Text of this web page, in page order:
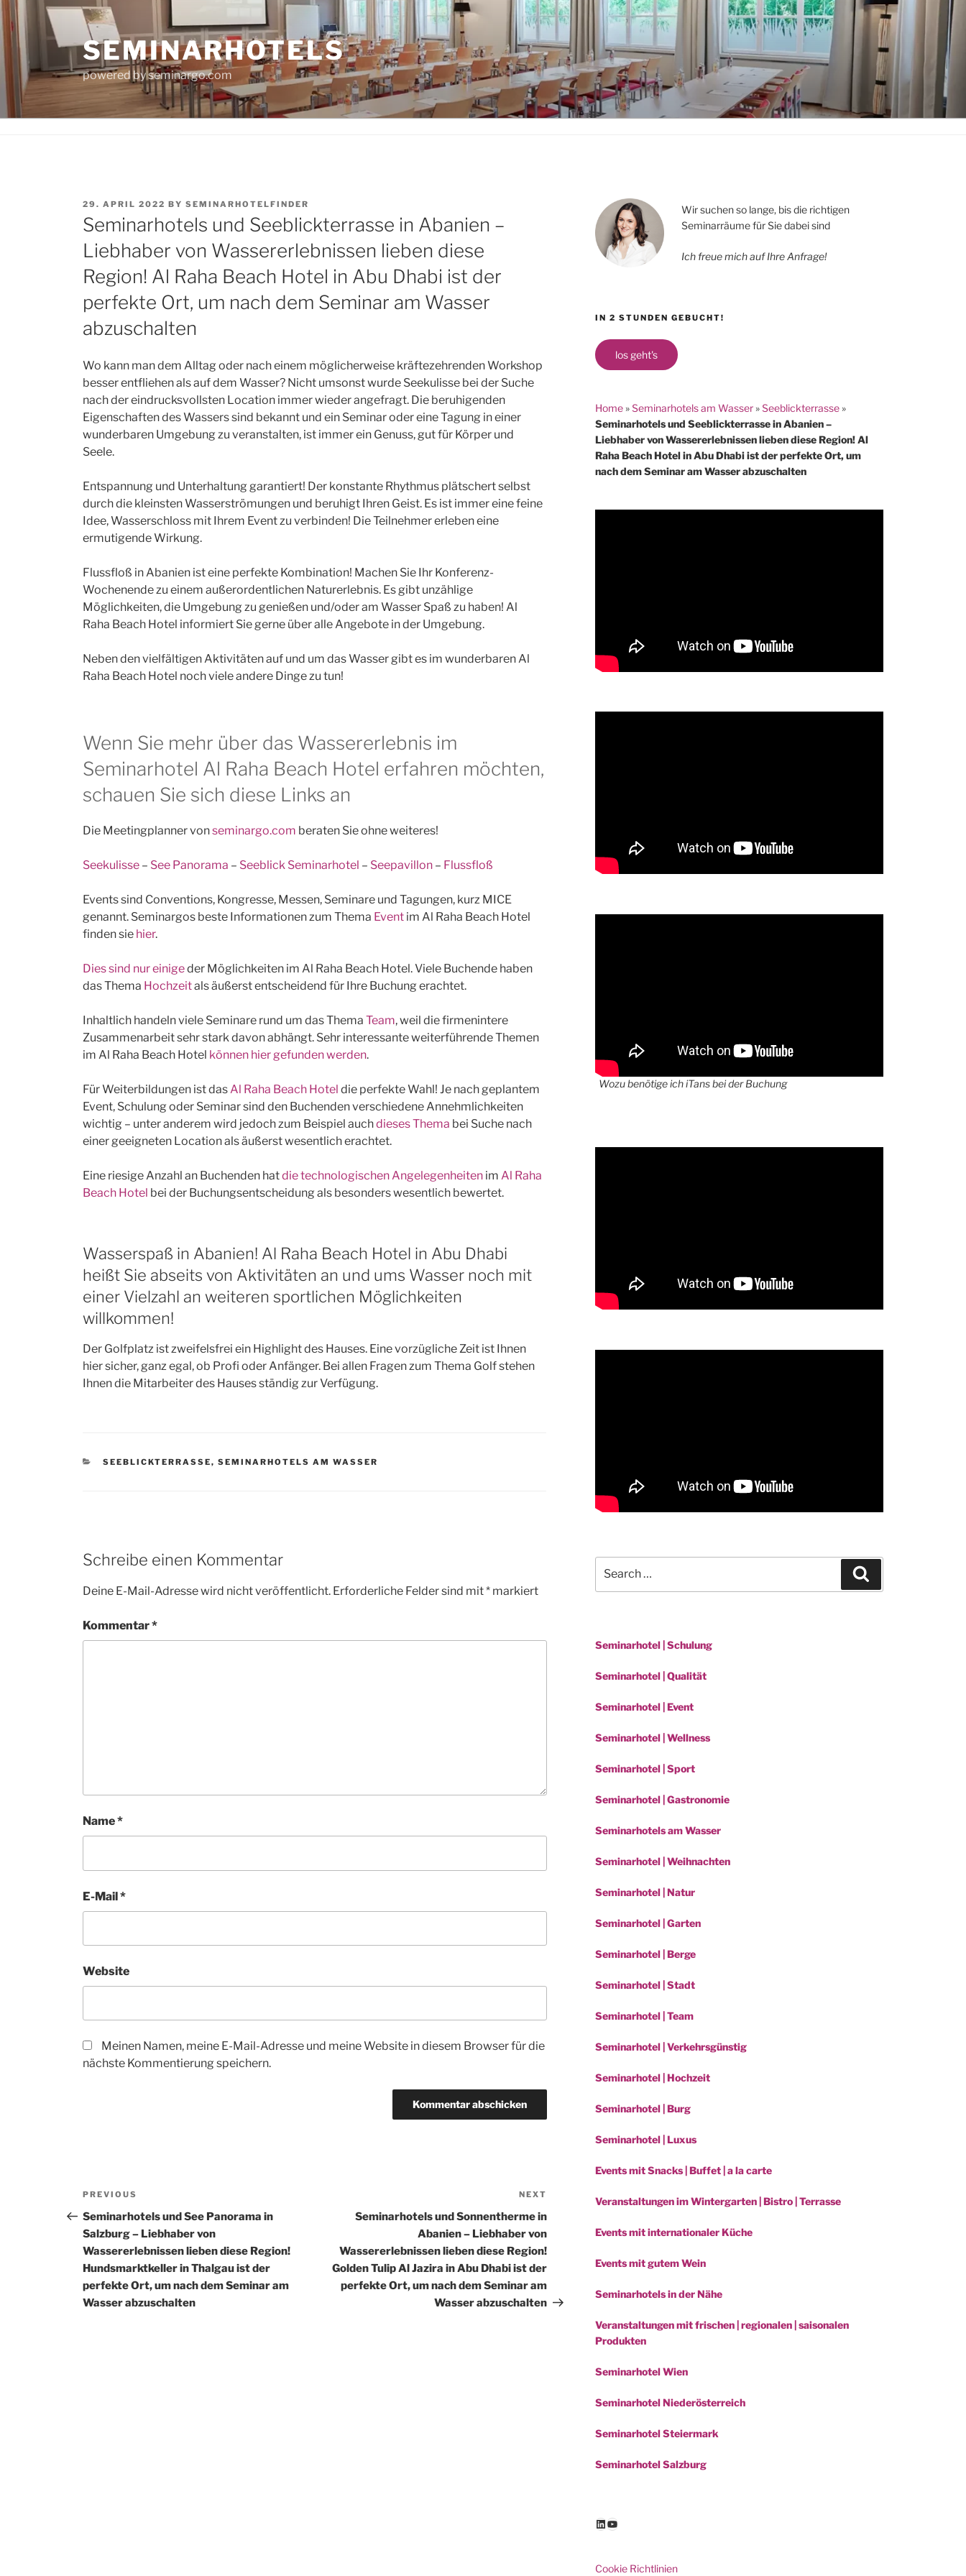
Skip
to
content
SEMINARHOTELS
powered by seminargo.com
POSTED
ON
29. APRIL 2022 BYSEMINARHOTELFINDER
Seminarhotels und Seeblickterrasse in Abanien –
Liebhaber von Wassererlebnissen lieben diese
Region! Al Raha Beach Hotel in Abu Dhabi ist der
perfekte Ort, um nach dem Seminar am Wasser
abzuschalten
Wo kann man dem Alltag oder nach einem möglicherweise kräftezehrenden Workshop
besser entfliehen als auf dem Wasser? Nicht umsonst wurde Seekulisse bei der Suche
nach der eindrucksvollsten Location immer wieder angefragt. Die beruhigenden
Eigenschaften des Wassers sind bekannt und ein Seminar oder eine Tagung in einer
wunderbaren Umgebung zu veranstalten, ist immer ein Genuss, gut für Körper und
Seele.
Entspannung und Unterhaltung garantiert! Der konstante Rhythmus plätschert selbst
durch die kleinsten Wasserströmungen und beruhigt Ihren Geist. Es ist immer eine feine
Idee, Wasserschloss mit Ihrem Event zu verbinden! Die Teilnehmer erleben eine
ermutigende Wirkung.
Flussfloß in Abanien ist eine perfekte Kombination! Machen Sie Ihr Konferenz-
Wochenende zu einem außerordentlichen Naturerlebnis. Es gibt unzählige
Möglichkeiten, die Umgebung zu genießen und/oder am Wasser Spaß zu haben! Al
Raha Beach Hotel informiert Sie gerne über alle Angebote in der Umgebung.
Neben den vielfältigen Aktivitäten auf und um das Wasser gibt es im wunderbaren Al
Raha Beach Hotel noch viele andere Dinge zu tun!
Wenn Sie mehr über das Wassererlebnis im
Seminarhotel Al Raha Beach Hotel erfahren möchten,
schauen Sie sich diese Links an
Die Meetingplanner vonseminargo.com beraten Sie ohne weiteres!
Seekulisse – See Panorama – Seeblick Seminarhotel – Seepavillon – Flussfloß
Events sind Conventions, Kongresse, Messen, Seminare und Tagungen, kurz MICE
genannt. Seminargos beste Informationen zum Thema Event im Al Raha Beach Hotel
finden sie hier.
Dies sind nur einigeder Möglichkeiten im Al Raha Beach Hotel. Viele Buchende haben
das Thema Hochzeitals äußerst entscheidend für Ihre Buchung erachtet.
Inhaltlich handeln viele Seminare rund um das ThemaTeam, weil die firmenintere
Zusammenarbeit sehr stark davon abhängt. Sehr interessante weiterführende Themen
im Al Raha Beach Hotel können hier gefunden werden.
Für Weiterbildungen ist das Al Raha Beach Hotel die perfekte Wahl! Je nach geplantem
Event, Schulung oder Seminar sind den Buchenden verschiedene Annehmlichkeiten
wichtig – unter anderem wird jedoch zum Beispiel auchdieses Thema bei Suche nach
einer geeigneten Location als äußerst wesentlich erachtet.
Eine riesige Anzahl an Buchenden hatdie technologischen Angelegenheiten im Al Raha
Beach Hotel bei der Buchungsentscheidung als besonders wesentlich bewertet.
Wasserspaß in Abanien! Al Raha Beach Hotel in Abu Dhabi
heißt Sie abseits von Aktivitäten an und ums Wasser noch mit
einer Vielzahl an weiteren sportlichen Möglichkeiten
willkommen!
Der Golfplatz ist zweifelsfrei ein Highlight des Hauses. Eine vorzügliche Zeit ist Ihnen
hier sicher, ganz egal, ob Profi oder Anfänger. Bei allen Fragen zum Thema Golf stehen
Ihnen die Mitarbeiter des Hauses ständig zur Verfügung.
CATEGORIES
SEEBLICKTERRASSE, SEMINARHOTELS AM WASSER
Schreibe einen Kommentar
Deine E-Mail-Adresse wird nicht veröffentlicht. Erforderliche Felder sind mit* markiert
Kommentar*
Name*
E-Mail*
Website
Meinen Namen, meine E-Mail-Adresse und meine Website in diesem Browser für die
nächste Kommentierung speichern.
Beitrags-
Navigation
Previous
Post
PREVIOUS
Seminarhotels und See Panorama in
Salzburg – Liebhaber von
Wassererlebnissen lieben diese Region!
Hundsmarktkeller in Thalgau ist der
perfekte Ort, um nach dem Seminar am
Wasser abzuschalten
Post
NEXT
Seminarhotels und Sonnentherme in
Abanien – Liebhaber von
Wassererlebnissen lieben diese Region!
Golden Tulip Al Jazira in Abu Dhabi ist der
perfekte Ort, um nach dem Seminar am
Wasser abzuschalten
Wir suchen so lange, bis die richtigen
Seminarräume für Sie dabei sind
Ich freue mich auf Ihre Anfrage!
IN 2 STUNDEN GEBUCHT!
los geht's
Home»Seminarhotels am Wasser»Seeblickterrasse»
Seminarhotels und Seeblickterrasse in Abanien –
Liebhaber von Wassererlebnissen lieben diese Region! Al
Raha Beach Hotel in Abu Dhabi ist der perfekte Ort, um
nach dem Seminar am Wasser abzuschalten
Wozu benötige ich iTans bei der Buchung
for:
Seminarhotel | Schulung
Seminarhotel | Qualität
Seminarhotel | Event
Seminarhotel | Wellness
Seminarhotel | Sport
Seminarhotel | Gastronomie
Seminarhotels am Wasser
Seminarhotel | Weihnachten
Seminarhotel | Natur
Seminarhotel | Garten
Seminarhotel | Berge
Seminarhotel | Stadt
Seminarhotel | Team
Seminarhotel | Verkehrsgünstig
Seminarhotel | Hochzeit
Seminarhotel | Burg
Seminarhotel | Luxus
Events mit Snacks | Buffet | a la carte
Veranstaltungen im Wintergarten | Bistro | Terrasse
Events mit internationaler Küche
Events mit gutem Wein
Seminarhotels in der Nähe
Veranstaltungen mit frischen | regionalen | saisonalen
Produkten
Seminarhotel Wien
Seminarhotel Niederösterreich
Seminarhotel Steiermark
Seminarhotel Salzburg
LinkedIn
YouTube
Cookie Richtlinien